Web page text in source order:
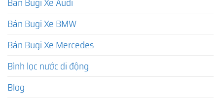
Bán Bugi Xe BMW
Bán Bugi Xe Mercedes
Bình lọc nước di động
Blog